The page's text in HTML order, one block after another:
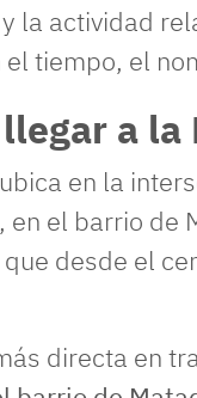
la actividad
el tiempo, el
a
en la
en el barrio de
desde el
directa en